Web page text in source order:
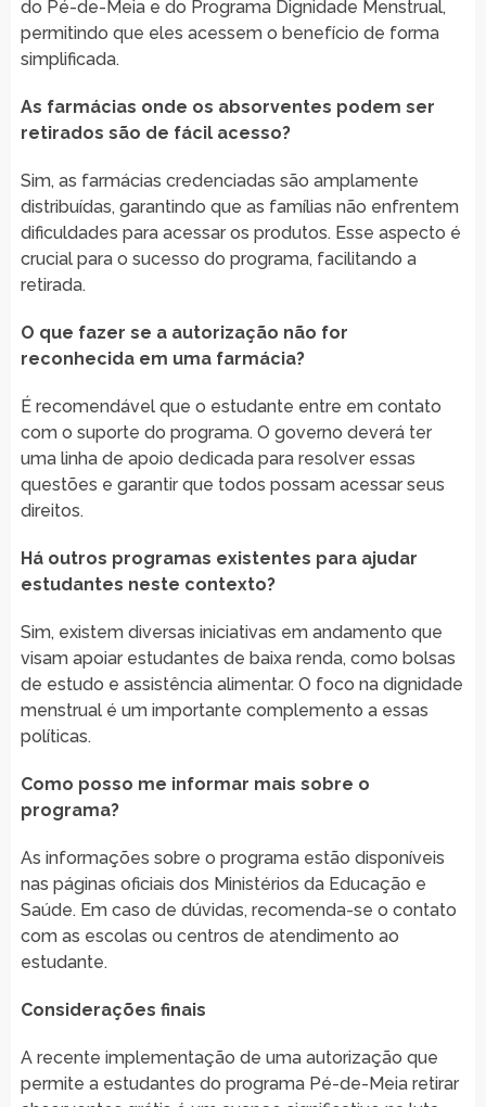
do Pé-de-Meia e do Programa Dignidade Menstrual,
permitindo que eles acessem o benefício de forma
simplificada.
As farmácias onde os absorventes podem ser
retirados são de fácil acesso?
Sim, as farmácias credenciadas são amplamente
distribuídas, garantindo que as famílias não enfrentem
dificuldades para acessar os produtos. Esse aspecto é
crucial para o sucesso do programa, facilitando a
retirada.
O que fazer se a autorização não for
reconhecida em uma farmácia?
É recomendável que o estudante entre em contato
com o suporte do programa. O governo deverá ter
uma linha de apoio dedicada para resolver essas
questões e garantir que todos possam acessar seus
direitos.
Há outros programas existentes para ajudar
estudantes neste contexto?
Sim, existem diversas iniciativas em andamento que
visam apoiar estudantes de baixa renda, como bolsas
de estudo e assistência alimentar. O foco na dignidade
menstrual é um importante complemento a essas
políticas.
Como posso me informar mais sobre o
programa?
As informações sobre o programa estão disponíveis
nas páginas oficiais dos Ministérios da Educação e
Saúde. Em caso de dúvidas, recomenda-se o contato
com as escolas ou centros de atendimento ao
estudante.
Considerações finais
A recente implementação de uma autorização que
permite a estudantes do programa Pé-de-Meia retirar